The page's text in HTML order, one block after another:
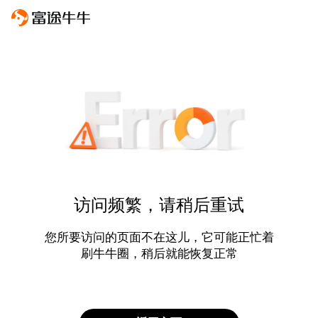
访问频繁，请稍后重试
您所要访问的页面不在这儿，它可能正忙着
刷牛牛圈，稍后就能恢复正常